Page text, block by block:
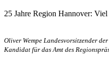
25 Jahre Region Hannover:
Oliver Wempe Landesvorsitzender
Kandidat für das Amt des